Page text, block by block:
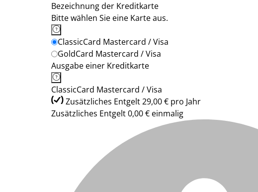
Bezeichnung der Kreditkarte
Bitte wählen Sie eine Karte aus.
ClassicCard Mastercard / Visa
GoldCard Mastercard / Visa
Ausgabe einer Kreditkarte
ClassicCard Mastercard / Visa
Zusätzliches Entgelt 29,00 € pro Jahr
Zusätzliches Entgelt 0,00 € einmalig